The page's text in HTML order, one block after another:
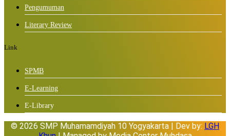
Pengumuman
Literary Review
Link
SPMB
E-Learning
E-Library
© 2026 SMP Muhamamdiyah 10 Yogyakarta | Dev by: LGH